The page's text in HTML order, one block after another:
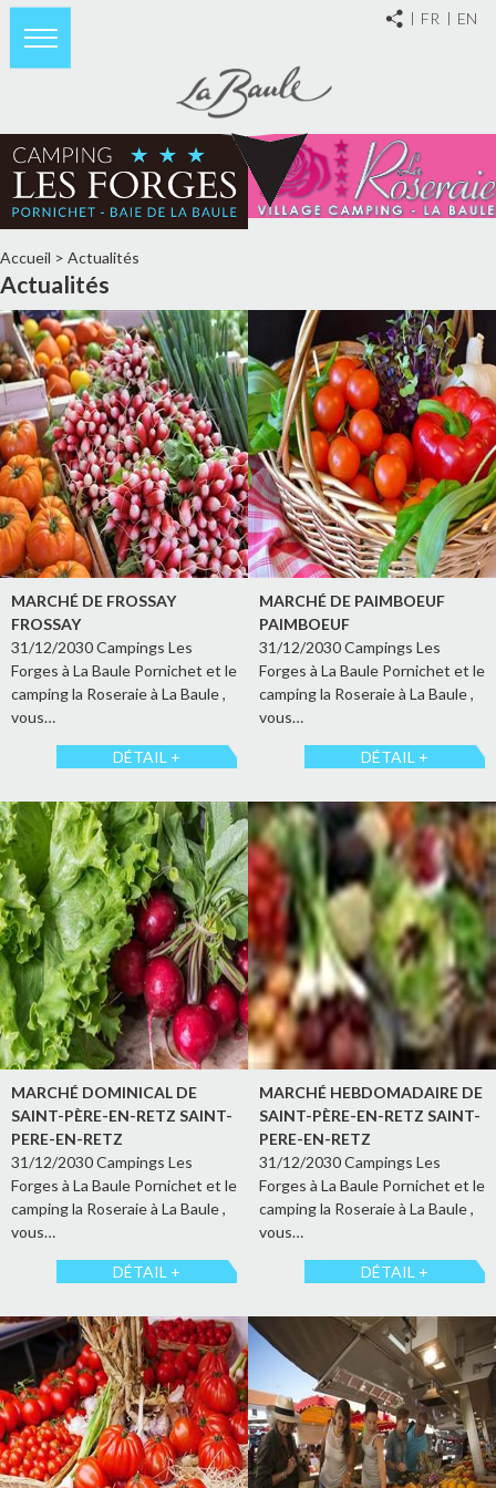
FR EN
Accueil > Actualités
Actualités
MARCHÉ DE FROSSAY
FROSSAY
31/12/2030 Campings Les
Forges à La Baule Pornichet et le
camping la Roseraie à La Baule ,
vous…
DÉTAIL +
MARCHÉ DE PAIMBOEUF
PAIMBOEUF
31/12/2030 Campings Les
Forges à La Baule Pornichet et le
camping la Roseraie à La Baule ,
vous…
DÉTAIL +
MARCHÉ DOMINICAL DE
SAINT-PÈRE-EN-RETZ SAINT-
PERE-EN-RETZ
31/12/2030 Campings Les
Forges à La Baule Pornichet et le
camping la Roseraie à La Baule ,
vous…
DÉTAIL +
MARCHÉ HEBDOMADAIRE DE
SAINT-PÈRE-EN-RETZ SAINT-
PERE-EN-RETZ
31/12/2030 Campings Les
Forges à La Baule Pornichet et le
camping la Roseraie à La Baule ,
vous…
DÉTAIL +